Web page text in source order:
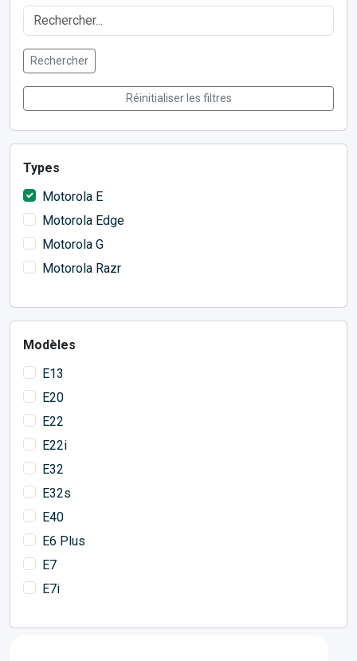
Rechercher
Réinitialiser les filtres
Types
Motorola E
Motorola Edge
Motorola G
Motorola Razr
Modèles
E13
E20
E22
E22i
E32
E32s
E40
E6 Plus
E7
E7i